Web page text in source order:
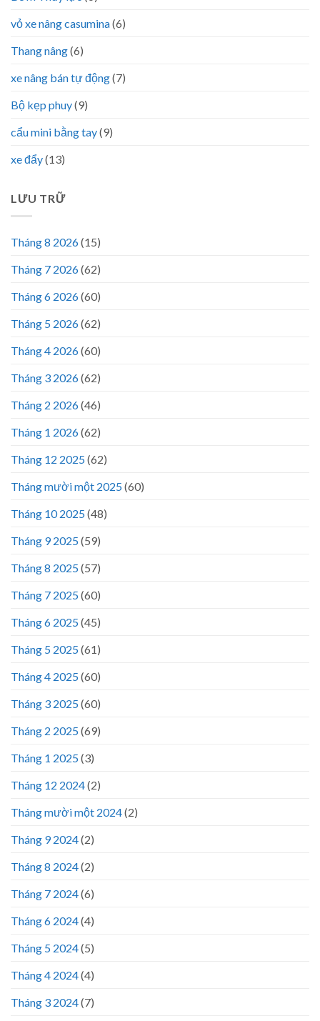
vỏ xe nâng casumina(6)
Thang nâng(6)
xe nâng bán tự động(7)
Bộ kẹp phuy(9)
cẩu mini bằng tay(9)
xe đẩy(13)
LƯU TRỮ
Tháng 8 2026(15)
Tháng 7 2026(62)
Tháng 6 2026(60)
Tháng 5 2026(62)
Tháng 4 2026(60)
Tháng 3 2026(62)
Tháng 2 2026(46)
Tháng 1 2026(62)
Tháng 12 2025(62)
Tháng mười một 2025(60)
Tháng 10 2025(48)
Tháng 9 2025(59)
Tháng 8 2025(57)
Tháng 7 2025(60)
Tháng 6 2025(45)
Tháng 5 2025(61)
Tháng 4 2025(60)
Tháng 3 2025(60)
Tháng 2 2025(69)
Tháng 1 2025(3)
Tháng 12 2024(2)
Tháng mười một 2024(2)
Tháng 9 2024(2)
Tháng 8 2024(2)
Tháng 7 2024(6)
Tháng 6 2024(4)
Tháng 5 2024(5)
Tháng 4 2024(4)
Tháng 3 2024(7)